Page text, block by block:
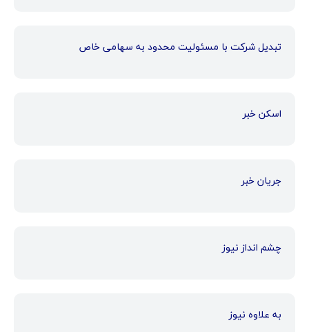
تبدیل شرکت با مسئولیت محدود به سهامی خاص
اسکن خبر
جریان خبر
چشم انداز نیوز
به علاوه نیوز